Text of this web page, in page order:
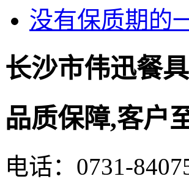
没有保质期的
长沙市伟迅餐
品质保障,客户
电话：0731-